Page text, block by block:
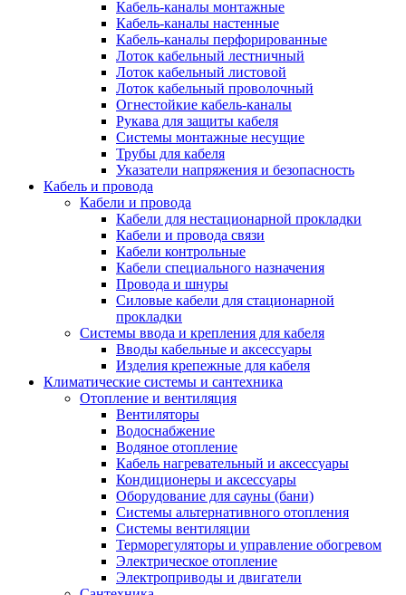
Кабель-каналы монтажные
Кабель-каналы настенные
Кабель-каналы перфорированные
Лоток кабельный лестничный
Лоток кабельный листовой
Лоток кабельный проволочный
Огнестойкие кабель-каналы
Рукава для защиты кабеля
Системы монтажные несущие
Трубы для кабеля
Указатели напряжения и безопасность
Кабель и провода
Кабели и провода
Кабели для нестационарной прокладки
Кабели и провода связи
Кабели контрольные
Кабели специального назначения
Провода и шнуры
Силовые кабели для стационарной
прокладки
Системы ввода и крепления для кабеля
Вводы кабельные и аксессуары
Изделия крепежные для кабеля
Климатические системы и сантехника
Отопление и вентиляция
Вентиляторы
Водоснабжение
Водяное отопление
Кабель нагревательный и аксессуары
Кондиционеры и аксессуары
Оборудование для сауны (бани)
Системы альтернативного отопления
Системы вентиляции
Терморегуляторы и управление обогревом
Электрическое отопление
Электроприводы и двигатели